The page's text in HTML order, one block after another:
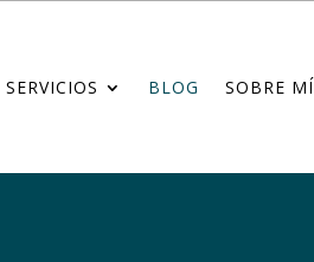
SERVICIOS BLOG SOBRE MÍ